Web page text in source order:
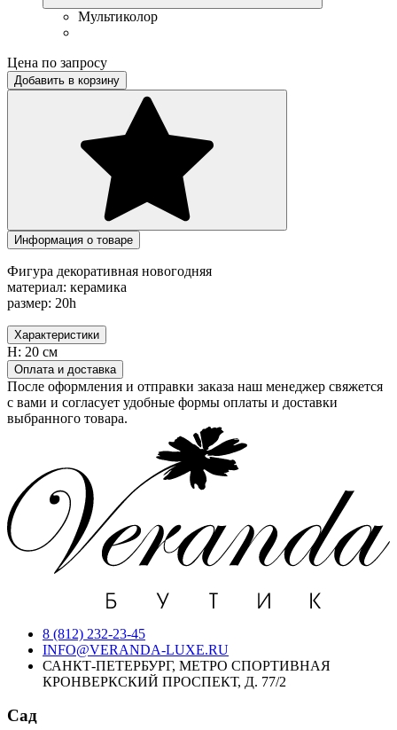
Мультиколор
Цена по запросу
Добавить в корзину
Информация о товаре
Фигура декоративная новогодняя
материал: керамика
размер: 20h
Характеристики
H: 20 см
Оплата и доставка
После оформления и отправки заказа наш менеджер свяжется
с вами и согласует удобные формы оплаты и доставки
выбранного товара.
8 (812) 232-23-45
INFO@VERANDA-LUXE.RU
САНКТ-ПЕТЕРБУРГ, МЕТРО СПОРТИВНАЯ
КРОНВЕРКСКИЙ ПРОСПЕКТ, Д. 77/2
Сад